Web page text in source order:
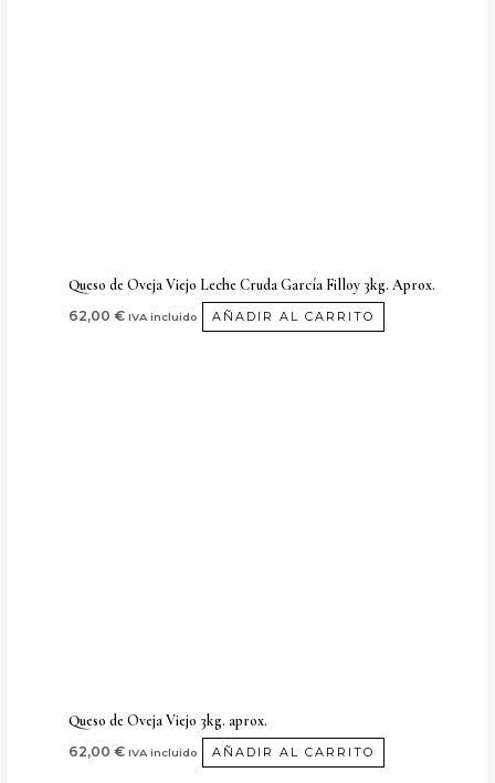
Queso de Oveja Viejo Leche Cruda García Filloy 3kg. Aprox.
62,00€ IVA incluido AÑADIR AL CARRITO
Queso de Oveja Viejo 3kg. aprox.
62,00€ IVA incluido AÑADIR AL CARRITO